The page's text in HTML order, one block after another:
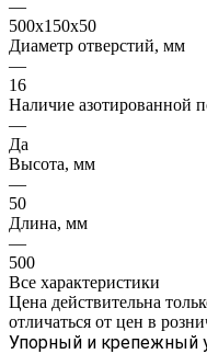
—
500х150х50
Диаметр отверстий, мм
—
16
Наличие азотированной
—
Да
Высота, мм
—
50
Длина, мм
—
500
Все характеристики
Цена действительна
отличаться от цен в
Упорный и крепежный